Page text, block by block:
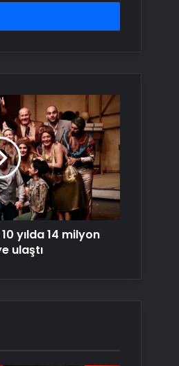
yılda 14 milyon
ulaştı